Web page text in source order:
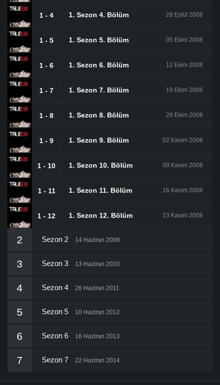
1 - 4 1. Sezon 4. Bölüm 28 Eylül 2008
1 - 5 1. Sezon 5. Bölüm 05 Ekim 2008
1 - 6 1. Sezon 6. Bölüm 12 Ekim 2008
1 - 7 1. Sezon 7. Bölüm 19 Ekim 2008
1 - 8 1. Sezon 8. Bölüm 26 Ekim 2008
1 - 9 1. Sezon 9. Bölüm 02 Kasım 2008
1 - 10 1. Sezon 10. Bölüm 09 Kasım 2008
1 - 11 1. Sezon 11. Bölüm 16 Kasım 2008
1 - 12 1. Sezon 12. Bölüm 23 Kasım 2008
2 Sezon 2 14 Haziran 2009
3 Sezon 3 13 Haziran 2010
4 Sezon 4 26 Haziran 2011
5 Sezon 5 10 Haziran 2012
6 Sezon 6 16 Haziran 2013
7 Sezon 7 22 Haziran 2014